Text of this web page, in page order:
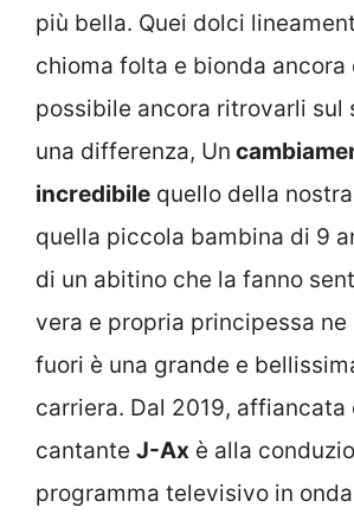
più bella. Quei dolci
chioma folta e bionda ancora
possibile ancora ritrovarli sul
una differenza, Un
incredibile quello della
quella piccola bambina di 9
di un abitino che la fanno
vera e propria principessa ne
fuori è una grande e
carriera. Dal 2019, affiancata
cantante J-Ax è alla
programma televisivo in